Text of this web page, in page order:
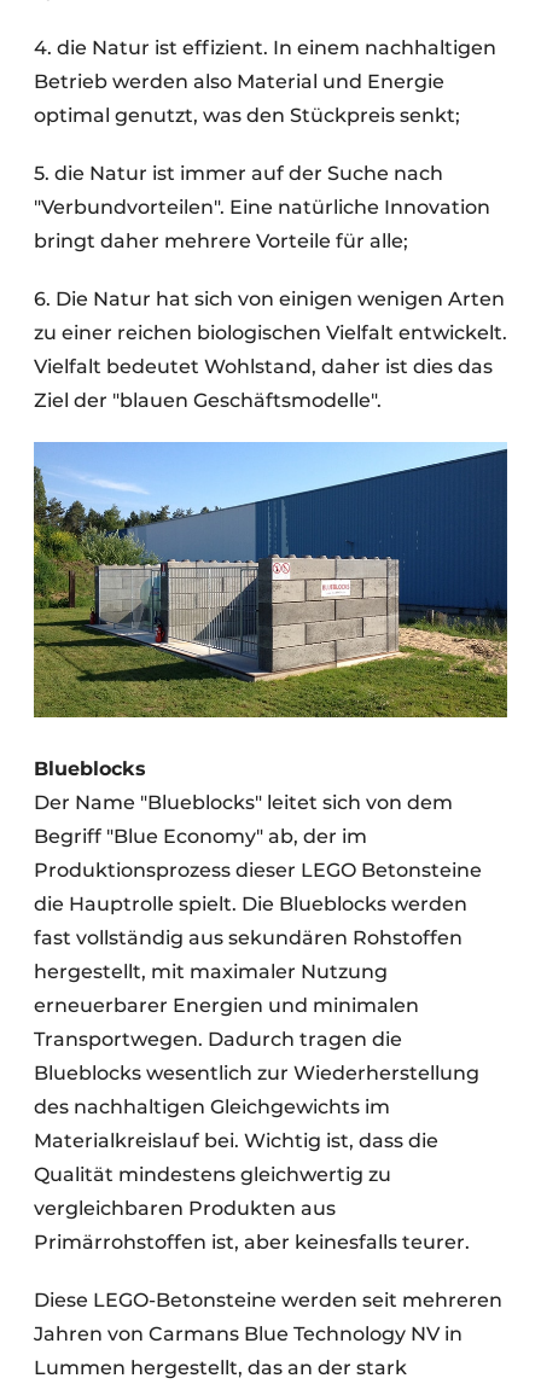
4. die Natur ist effizient. In einem nachhaltigen
Betrieb werden also Material und Energie
optimal genutzt, was den Stückpreis senkt;
5. die Natur ist immer auf der Suche nach
"Verbundvorteilen". Eine natürliche Innovation
bringt daher mehrere Vorteile für alle;
6. Die Natur hat sich von einigen wenigen Arten
zu einer reichen biologischen Vielfalt entwickelt.
Vielfalt bedeutet Wohlstand, daher ist dies das
Ziel der "blauen Geschäftsmodelle".
Blueblocks
Der Name "Blueblocks" leitet sich von dem
Begriff "Blue Economy" ab, der im
Produktionsprozess dieser LEGO Betonsteine
die Hauptrolle spielt. Die Blueblocks werden
fast vollständig aus sekundären Rohstoffen
hergestellt, mit maximaler Nutzung
erneuerbarer Energien und minimalen
Transportwegen. Dadurch tragen die
Blueblocks wesentlich zur Wiederherstellung
des nachhaltigen Gleichgewichts im
Materialkreislauf bei. Wichtig ist, dass die
Qualität mindestens gleichwertig zu
vergleichbaren Produkten aus
Primärrohstoffen ist, aber keinesfalls teurer.
Diese LEGO-Betonsteine werden seit mehreren
Jahren von Carmans Blue Technology NV in
Lummen hergestellt, das an der stark